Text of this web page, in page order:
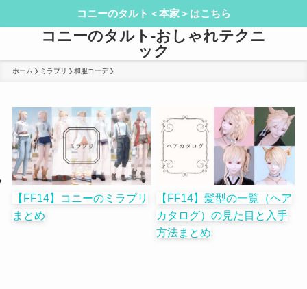
コニーのタルト＜本家＞はこちら
コニーのタルト-おしゃれテクニ
ック
ホーム ミラプリ 和服コーデ
【FF14】コニーのミラプリ
まとめ
【FF14】髪型の一覧（ヘア
カタログ）の見た目と入手
方法まとめ